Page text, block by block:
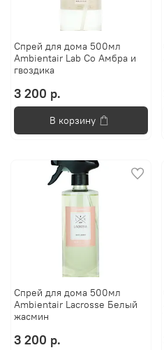
Спрей для дома 500мл
Ambientair Lab Co Амбра и
гвоздика
3 200 р.
В корзину
Спрей для дома 500мл
Ambientair Lacrosse Белый
жасмин
3 200 р.